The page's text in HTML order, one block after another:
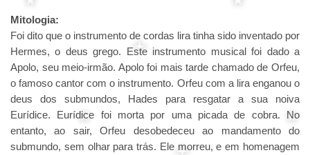
Mitologia:
Foi dito que o instrumento de cordas lira tinha sido inventado por
Hermes, o deus grego. Este instrumento musical foi dado a
Apolo, seu meio-irmão. Apolo foi mais tarde chamado de Orfeu,
o famoso cantor com o instrumento. Orfeu com a lira enganou o
deus dos submundos, Hades para resgatar a sua noiva
Eurídice. Eurídice foi morta por uma picada de cobra. No
entanto, ao sair, Orfeu desobedeceu ao mandamento do
submundo, sem olhar para trás. Ele morreu, e em homenagem